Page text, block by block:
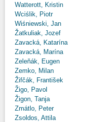
Watterott, Kristin
Wciślik, Piotr
Wiśniewski, Jan
Žatkuliak, Jozef
Zavacká, Katarína
Zavacká, Marína
Zeleňák, Eugen
Zemko, Milan
Žifčák, František
Žigo, Pavol
Žigon, Tanja
Zmátlo, Peter
Zsoldos, Attila